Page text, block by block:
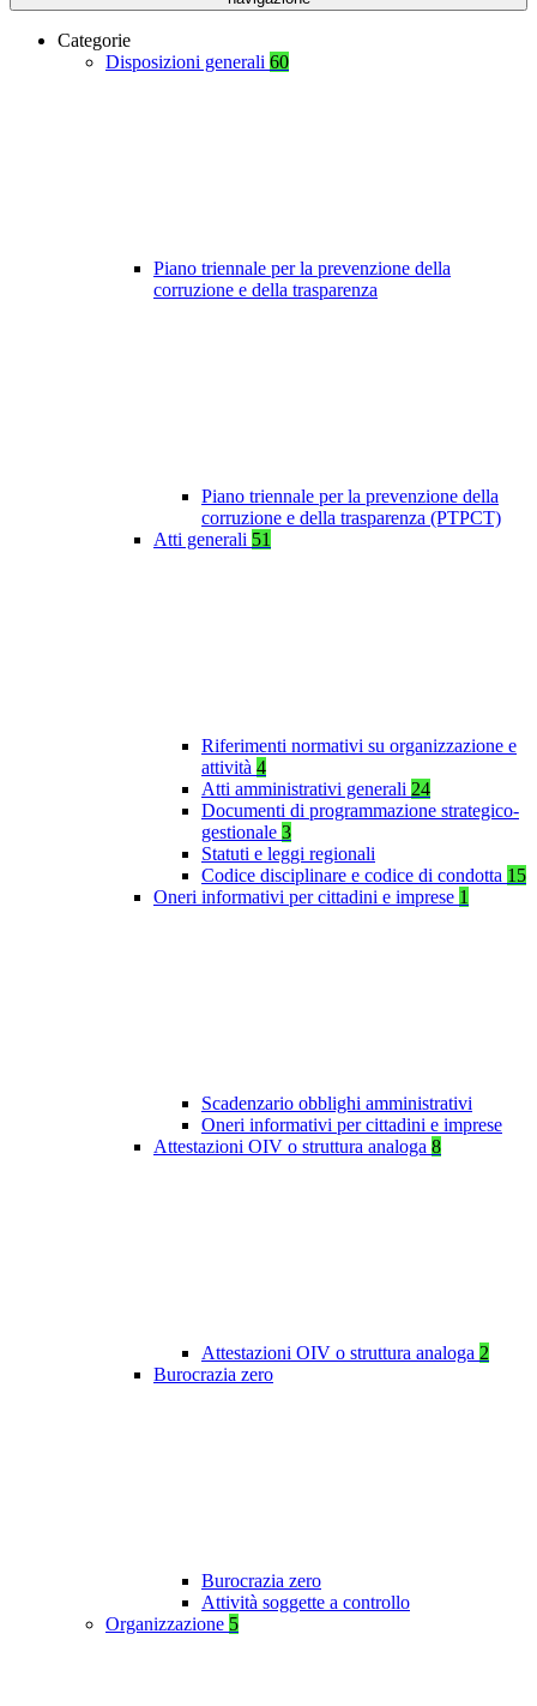
Categorie
Disposizioni generali 60
Piano triennale per la prevenzione della
corruzione e della trasparenza
Piano triennale per la prevenzione della
corruzione e della trasparenza (PTPCT)
Atti generali 51
Riferimenti normativi su organizzazione e
attività 4
Atti amministrativi generali 24
Documenti di programmazione strategico-
gestionale 3
Statuti e leggi regionali
Codice disciplinare e codice di condotta 15
Oneri informativi per cittadini e imprese 1
Scadenzario obblighi amministrativi
Oneri informativi per cittadini e imprese
Attestazioni OIV o struttura analoga 8
Attestazioni OIV o struttura analoga 2
Burocrazia zero
Burocrazia zero
Attività soggette a controllo
Organizzazione 5